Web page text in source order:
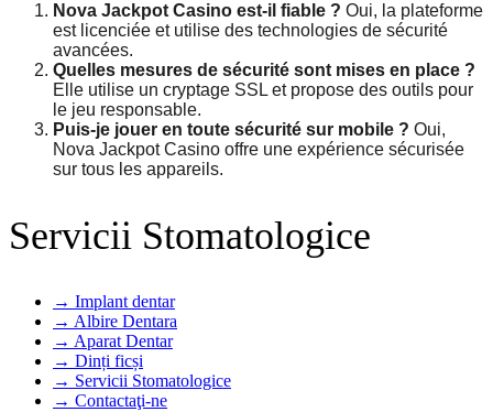
Nova Jackpot Casino est-il fiable ? Oui, la plateforme
est licenciée et utilise des technologies de sécurité
avancées.
Quelles mesures de sécurité sont mises en place ?
Elle utilise un cryptage SSL et propose des outils pour
le jeu responsable.
Puis-je jouer en toute sécurité sur mobile ? Oui,
Nova Jackpot Casino offre une expérience sécurisée
sur tous les appareils.
Servicii Stomatologice
Implant dentar
Albire Dentara
Aparat Dentar
Dinți ficși
Servicii Stomatologice
Contactaţi-ne